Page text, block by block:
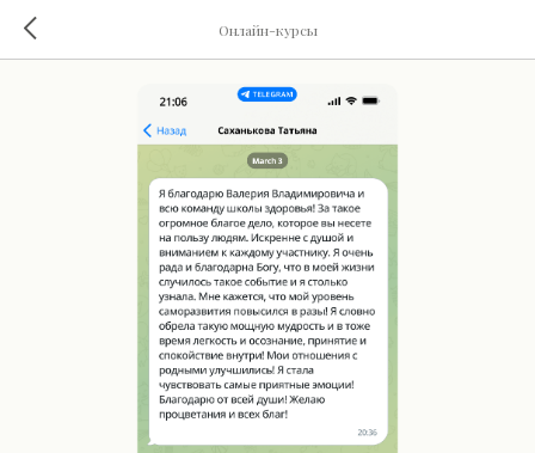
Онлайн-курсы